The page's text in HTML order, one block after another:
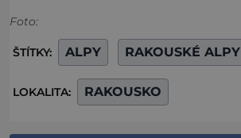
Foto:
ŠTÍTKY: ALPY RAKOUSKÉ ALPY
LOKALITA: RAKOUSKO